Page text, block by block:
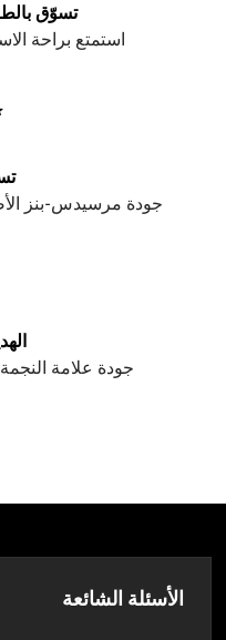
تسوّق
استمتع براحة
جودة مرسيدس-بنز
جودة علامة النجمة
الأسئلة الشائعة